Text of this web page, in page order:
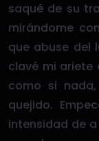
saqué de su
mirándome
que abuse del
clavé mi ariete
como si
quejido.
intensidad de